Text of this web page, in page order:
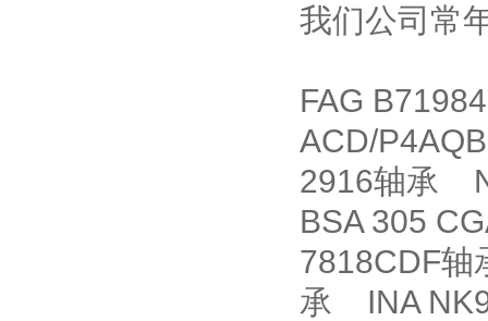
我们公司常
FAG
ACD/
2916轴承
BSA 305
7818CDF
承 INA